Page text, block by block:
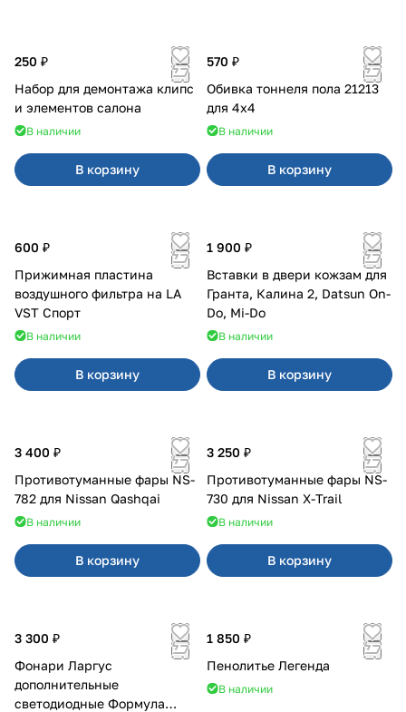
250 ₽
Набор для демонтажа клипс
и элементов салона
В наличии
В корзину
570 ₽
Обивка тоннеля пола 21213
для 4x4
В наличии
В корзину
600 ₽
Прижимная пластина
воздушного фильтра на LA
VST Спорт
В наличии
В корзину
1 900 ₽
Вставки в двери кожзам для
Гранта, Калина 2, Datsun On-
Do, Mi-Do
В наличии
В корзину
3 400 ₽
Противотуманные фары NS-
782 для Nissan Qashqai
В наличии
В корзину
3 250 ₽
Противотуманные фары NS-
730 для Nissan X-Trail
В наличии
В корзину
3 300 ₽
Фонари Ларгус
дополнительные
светодиодные Формула
1 850 ₽
Пенолитье Легенда
В наличии